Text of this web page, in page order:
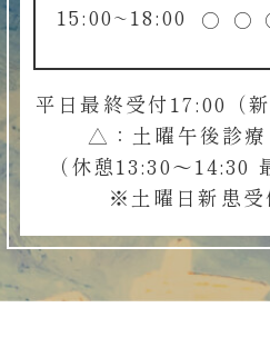
15:00~18:00 ○ ○
平日最終受付17:00（
△：土曜午後診
（休憩13:30～14:30
※土曜日新患受